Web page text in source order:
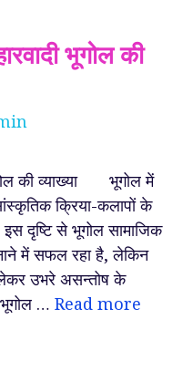
भूगोल की
की व्याख्या भूगोल में
क्रिया-कलापों के
दृष्टि से भूगोल सामाजिक
में सफल रहा है, लेकिन
लेकर उभरे असन्तोष के
… Read more